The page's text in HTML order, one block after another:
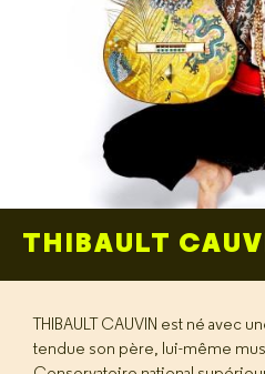
THIBAULT
THIBAULT CAUVIN est né avec
tendue son père, lui-même